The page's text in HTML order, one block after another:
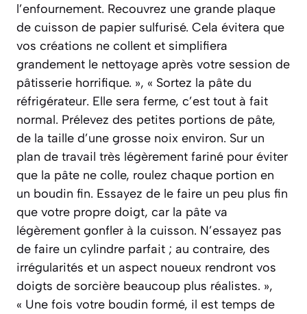
l’enfournement. Recouvrez une grande plaque
de cuisson de papier sulfurisé. Cela évitera que
vos créations ne collent et simplifiera
grandement le nettoyage après votre session de
pâtisserie horrifique. », « Sortez la pâte du
réfrigérateur. Elle sera ferme, c’est tout à fait
normal. Prélevez des petites portions de pâte,
de la taille d’une grosse noix environ. Sur un
plan de travail très légèrement fariné pour éviter
que la pâte ne colle, roulez chaque portion en
un boudin fin. Essayez de le faire un peu plus fin
que votre propre doigt, car la pâte va
légèrement gonfler à la cuisson. N’essayez pas
de faire un cylindre parfait ; au contraire, des
irrégularités et un aspect noueux rendront vos
doigts de sorcière beaucoup plus réalistes. »,
« Une fois votre boudin formé, il est temps de